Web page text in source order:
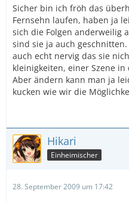
Sicher bin ich fröh das
Fernsehn laufen, haben ja
sich die Folgen anderweilig
sind sie ja auch
auch echt nervig das sie
kleinigkeiten, einer Szene
Aber ändern kann man ja
kucken wie wir die
Hikari
Einheimischer
28. September 2009 um 17:42